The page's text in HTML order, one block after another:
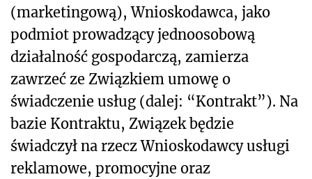
(marketingową), Wnioskodawca, jako
podmiot prowadzący jednoosobową
działalność gospodarczą, zamierza
zawrzeć ze Związkiem umowę o
świadczenie usług (dalej: “Kontrakt”). Na
bazie Kontraktu, Związek będzie
świadczył na rzecz Wnioskodawcy usługi
reklamowe, promocyjne oraz